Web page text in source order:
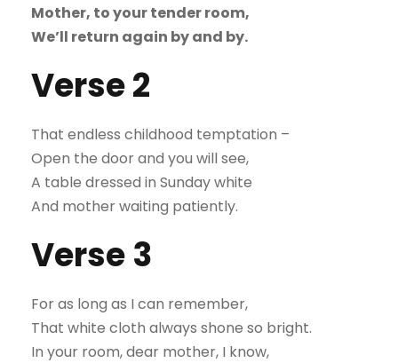
Mother, to your tender room,
We’ll return again by and by.
Verse 2
That endless childhood temptation –
Open the door and you will see,
A table dressed in Sunday white
And mother waiting patiently.
Verse 3
For as long as I can remember,
That white cloth always shone so bright.
In your room, dear mother, I know,